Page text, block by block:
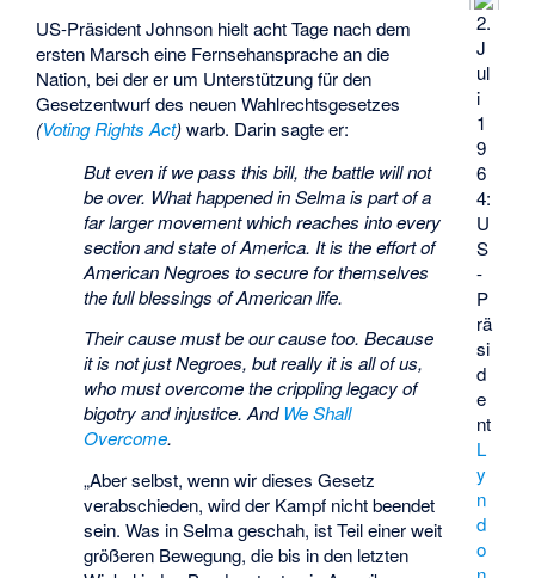
2.
J
ul
i
1
9
6
4:
U
S
-
P
rä
si
d
e
nt
L
y
n
d
o
US-Präsident Johnson hielt acht Tage nach dem
ersten Marsch eine Fernsehansprache an die
Nation, bei der er um Unterstützung für den
Gesetzentwurf des neuen Wahlrechtsgesetzes
(Voting Rights Act)warb. Darin sagte er:
But even if we pass this bill, the battle will not
be over. What happened in Selma is part of a
far larger movement which reaches into every
section and state of America. It is the effort of
American Negroes to secure for themselves
the full blessings of American life.
Their cause must be our cause too. Because
it is not just Negroes, but really it is all of us,
who must overcome the crippling legacy of
bigotry and injustice. And We Shall
Overcome.
„Aber selbst, wenn wir dieses Gesetz
verabschieden, wird der Kampf nicht beendet
sein. Was in Selma geschah, ist Teil einer weit
größeren Bewegung, die bis in den letzten